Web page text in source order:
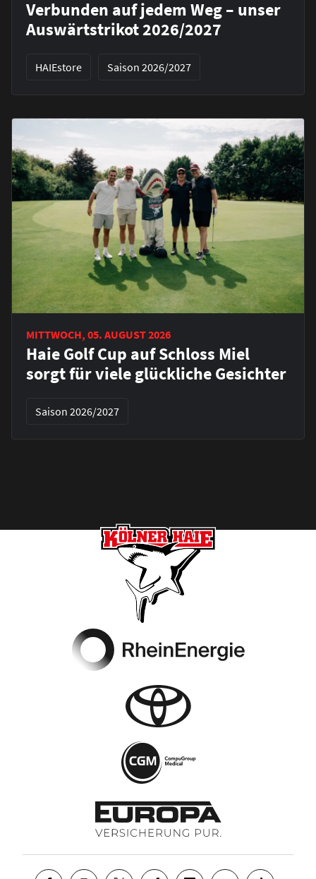
Verbunden auf jedem Weg – unser
Auswärtstrikot 2026/2027
HAIEstore Saison 2026/2027
MITTWOCH, 05. AUGUST 2026
Haie Golf Cup auf Schloss Miel
sorgt für viele glückliche Gesichter
Saison 2026/2027